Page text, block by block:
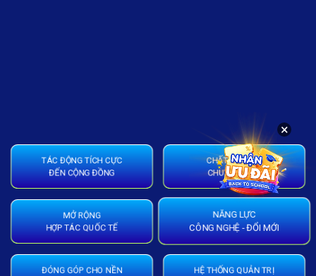
TÁC ĐỘNG TÍCH CỰC
ĐẾN CỘNG ĐỒNG
CHẤT LƯỢNG
CHUYÊN MÔN
MỞ RỘNG
HỢP TÁC QUỐC TẾ
NĂNG LỰC
CÔNG NGHỆ - ĐỔI MỚI
ĐÓNG GÓP CHO NỀN
HỆ THỐNG QUẢN TRỊ
×